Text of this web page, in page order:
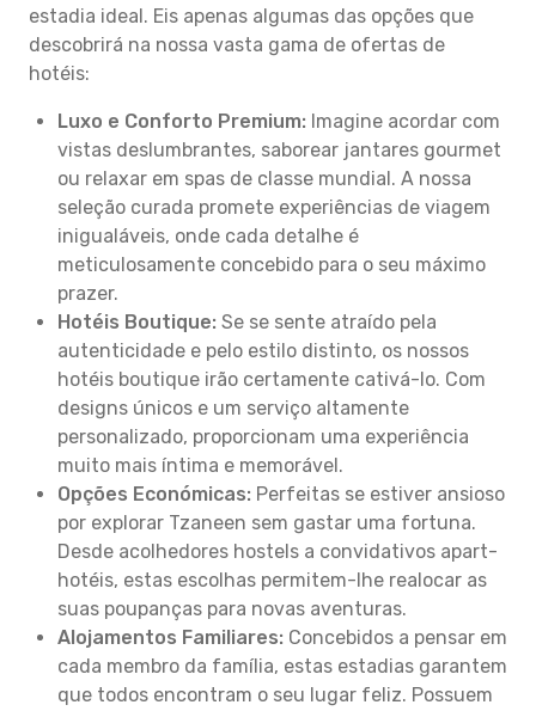
estadia ideal. Eis apenas algumas das opções que
descobrirá na nossa vasta gama de ofertas de
hotéis:
Luxo e Conforto Premium: Imagine acordar com
vistas deslumbrantes, saborear jantares gourmet
ou relaxar em spas de classe mundial. A nossa
seleção curada promete experiências de viagem
inigualáveis, onde cada detalhe é
meticulosamente concebido para o seu máximo
prazer.
Hotéis Boutique: Se se sente atraído pela
autenticidade e pelo estilo distinto, os nossos
hotéis boutique irão certamente cativá-lo. Com
designs únicos e um serviço altamente
personalizado, proporcionam uma experiência
muito mais íntima e memorável.
Opções Económicas: Perfeitas se estiver ansioso
por explorar Tzaneen sem gastar uma fortuna.
Desde acolhedores hostels a convidativos apart-
hotéis, estas escolhas permitem-lhe realocar as
suas poupanças para novas aventuras.
Alojamentos Familiares: Concebidos a pensar em
cada membro da família, estas estadias garantem
que todos encontram o seu lugar feliz. Possuem